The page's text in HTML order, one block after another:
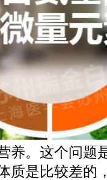
。这个问题
质是比较差的